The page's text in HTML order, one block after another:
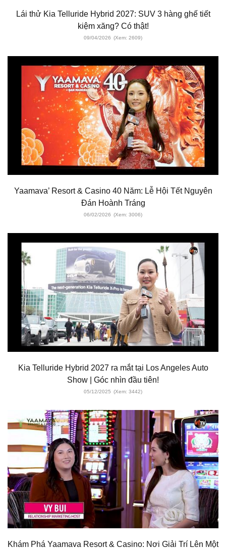
Lái thử Kia Telluride Hybrid 2027: SUV 3 hàng ghế tiết
kiệm xăng? Có thật!
09/04/2026 (Xem: 2609)
Yaamava’ Resort & Casino 40 Năm: Lễ Hội Tết Nguyên
Đán Hoành Tráng
06/02/2026 (Xem: 3006)
Kia Telluride Hybrid 2027 ra mắt tại Los Angeles Auto
Show | Góc nhìn đầu tiên!
05/12/2025 (Xem: 3442)
Khám Phá Yaamava Resort & Casino: Nơi Giải Trí Lên Một